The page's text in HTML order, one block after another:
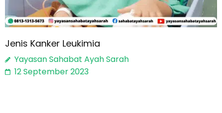
Jenis Kanker Leukimia
Yayasan Sahabat Ayah Sarah
12 September 2023